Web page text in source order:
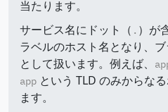
当たります。
サービス名にドット（ . ）が
ラベルのホスト名となり、
として扱います。例えば、
app という TLD のみからな
ます。